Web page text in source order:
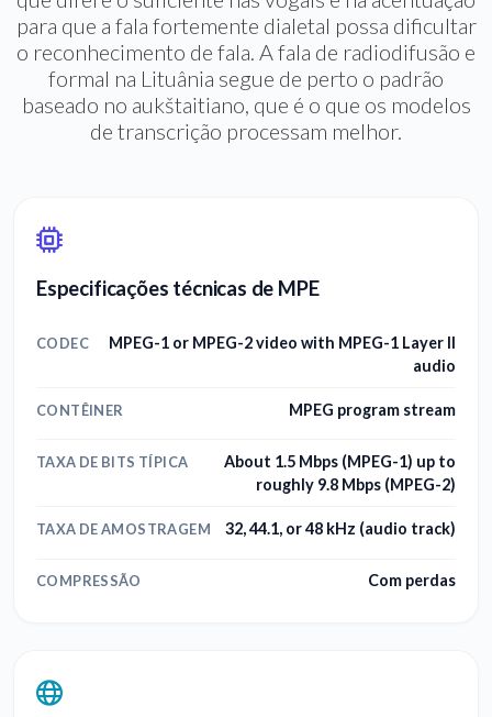
para que a fala fortemente dialetal possa dificultar
o reconhecimento de fala. A fala de radiodifusão e
formal na Lituânia segue de perto o padrão
baseado no aukštaitiano, que é o que os modelos
de transcrição processam melhor.
Especificações técnicas de MPE
CODEC
MPEG-1 or MPEG-2 video with MPEG-1 Layer II
audio
CONTÊINER MPEG program stream
TAXA DE BITS TÍPICA
About 1.5 Mbps (MPEG-1) up to
roughly 9.8 Mbps (MPEG-2)
TAXA DE AMOSTRAGEM 32, 44.1, or 48 kHz (audio track)
COMPRESSÃO Com perdas